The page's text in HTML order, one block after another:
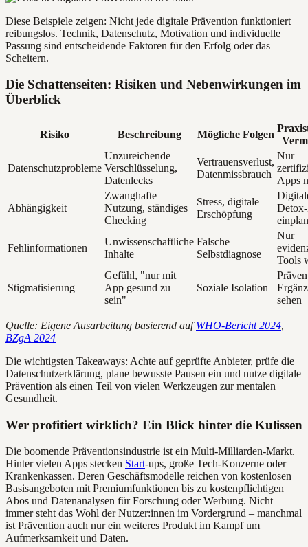
Diese Beispiele zeigen: Nicht jede digitale Prävention funktioniert
reibungslos. Technik, Datenschutz, Motivation und individuelle
Passung sind entscheidende Faktoren für den Erfolg oder das
Scheitern.
Die Schattenseiten: Risiken und Nebenwirkungen im
Überblick
Risiko Beschreibung Mögliche Folgen
Datenschutzprobleme
Unzureichende
Verschlüsselung,
Datenlecks
Vertrauensverlust,
Datenmissbrauch
Nur
Apps
Abhängigkeit
Zwanghafte
Nutzung, ständiges
Checking
Stress, digitale
Erschöpfung
Fehlinformationen
Unwissenschaftliche
Inhalte
Falsche
Selbstdiagnose
Nur
Tools
Stigmatisierung
Gefühl, "nur mit
App gesund zu
sein"
Soziale Isolation
sehen
Quelle: Eigene Ausarbeitung basierend aufWHO-Bericht 2024
BZgA 2024
Die wichtigsten Takeaways: Achte auf geprüfte Anbieter, prüfe die
Datenschutzerklärung, plane bewusste Pausen ein und nutze digitale
Prävention als einen Teil von vielen Werkzeugen zur mentalen
Gesundheit.
Wer profitiert wirklich? Ein Blick hinter die Kulissen
Die boomende Präventionsindustrie ist ein Multi-Milliarden-Markt.
Hinter vielen Apps stecken Start-ups, große Tech-Konzerne oder
Krankenkassen. Deren Geschäftsmodelle reichen von kostenlosen
Basisangeboten mit Premiumfunktionen bis zu kostenpflichtigen
Abos und Datenanalysen für Forschung oder Werbung. Nicht
immer steht das Wohl der Nutzer:innen im Vordergrund – manchmal
ist Prävention auch nur ein weiteres Produkt im Kampf um
Aufmerksamkeit und Daten.